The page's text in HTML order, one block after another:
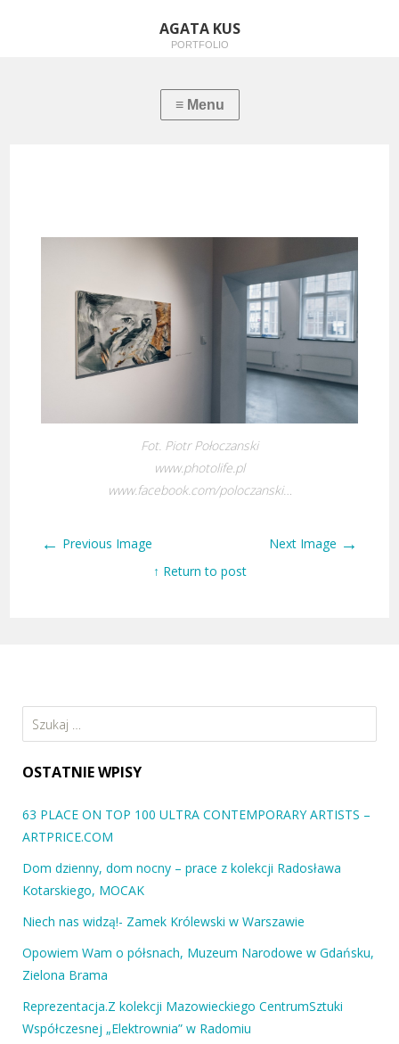
AGATA KUS
PORTFOLIO
Fot. Piotr Połoczanski
www.photolife.pl
www.facebook.com/poloczanski…
← Previous Image Next Image →
↑ Return to post
Szukaj:
OSTATNIE WPISY
63 PLACE ON TOP 100 ULTRA CONTEMPORARY ARTISTS –
ARTPRICE.COM
Dom dzienny, dom nocny – prace z kolekcji Radosława
Kotarskiego, MOCAK
Niech nas widzą!- Zamek Królewski w Warszawie
Opowiem Wam o półsnach, Muzeum Narodowe w Gdańsku,
Zielona Brama
Reprezentacja.Z kolekcji Mazowieckiego CentrumSztuki
Współczesnej „Elektrownia” w Radomiu